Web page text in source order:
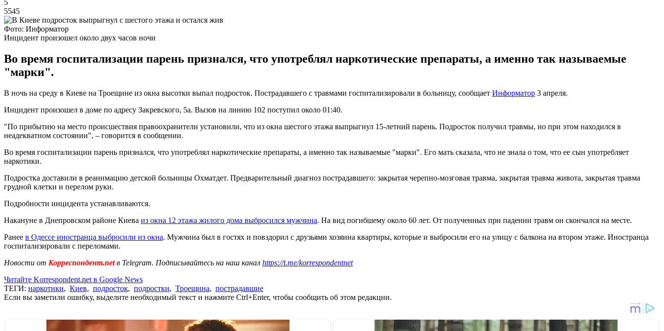
5
5545
Фото: Информатор
Инцидент произошел около двух часов ночи
Во время госпитализации парень признался, что употреблял наркотические препараты, а именно так называемые
"марки".
В ночь на среду в Киеве на Троещине из окна высотки выпал подросток. Пострадавшего с травмами госпитализировали в больницу, сообщает Информатор 3 апреля.
Инцидент произошел в доме по адресу Закревского, 5а. Вызов на линию 102 поступил около 01:40.
"По прибытию на место происшествия правоохранители установили, что из окна шестого этажа выпрыгнул 15-летний парень. Подросток получил травмы, но при этом находился в
неадекватном состоянии", – говорится в сообщении.
Во время госпитализации парень признался, что употреблял наркотические препараты, а именно так называемые "марки". Его мать сказала, что не знала о том, что ее сын употребляет
наркотики.
Подростка доставили в реанимацию детской больницы Охматдет. Предварительный диагноз пострадавшего: закрытая черепно-мозговая травма, закрытая травма живота, закрытая травма
грудной клетки и перелом руки.
Подробности инцидента устанавливаются.
Накануне в Днепровском районе Киева из окна 12 этажа жилого дома выбросился мужчина. На вид погибшему около 60 лет. От полученных при падении травм он скончался на месте.
Ранее в Одессе иностранца выбросили из окна. Мужчина был в гостях и повздорил с друзьями хозяина квартиры, которые и выбросили его на улицу с балкона на втором этаже. Иностранца
госпитализировали с переломами.
Новости от Корреспондент.netв Telegram. Подписывайтесь на наш канал https://t.me/korrespondentnet
Читайте Korrespondent.net в Google News
ТЕГИ: наркотики, Киев, подросток, подростки, Троещина, пострадавшие
Если вы заметили ошибку, выделите необходимый текст и нажмите Ctrl+Enter, чтобы сообщить об этом редакции.